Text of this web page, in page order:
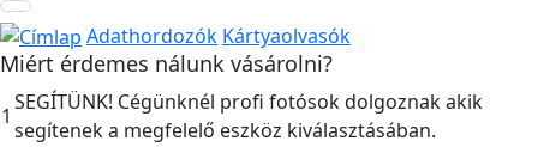
Adathordozók Kártyaolvasók
Miért érdemes nálunk vásárolni?
1
SEGÍTÜNK! Cégünknél profi fotósok dolgoznak akik
segítenek a megfelelő eszköz kiválasztásában.